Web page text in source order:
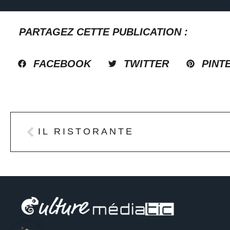
PARTAGEZ CETTE PUBLICATION :
FACEBOOK TWITTER
IL RISTORANTE